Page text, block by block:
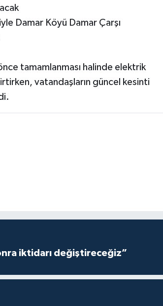
Damar Köyü Damar Çarşı
tamamlanması halinde elektrik
vatandaşların güncel kesinti
iktidarı değiştireceğiz”